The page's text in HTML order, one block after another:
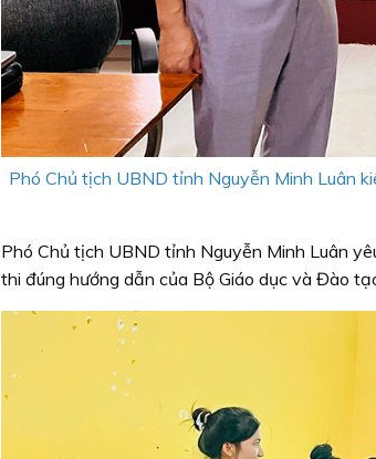
Phó Chủ tịch UBND tỉnh Nguyễn Minh Luân
Phó Chủ tịch UBND tỉnh Nguyễn Minh Luân
thi đúng hướng dẫn của Bộ Giáo dục và Đào